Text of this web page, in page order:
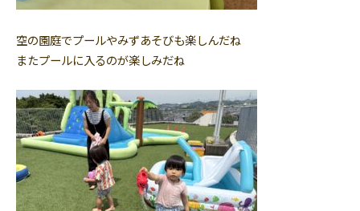
空の園庭でプールやみずあそびも楽しんだね
またプールに入るのが楽しみだね